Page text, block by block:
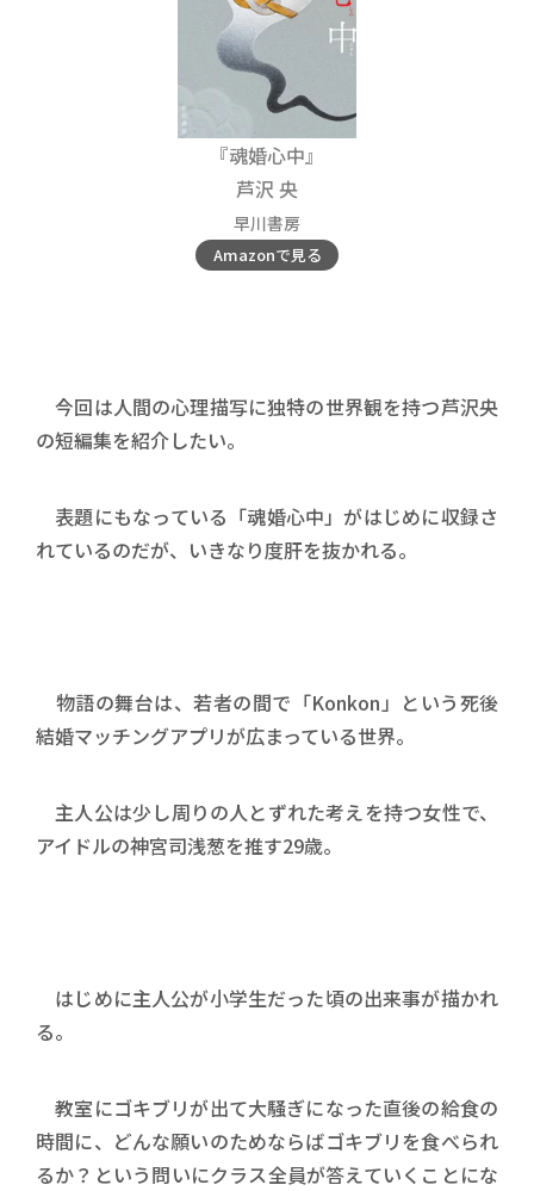
『魂婚心中』
芦沢 央
早川書房
Amazonで見る
今回は人間の心理描写に独特の世界観を持つ芦沢央
の短編集を紹介したい。
表題にもなっている「魂婚心中」がはじめに収録さ
れているのだが、いきなり度肝を抜かれる。
物語の舞台は、若者の間で「Konkon」という死後
結婚マッチングアプリが広まっている世界。
主人公は少し周りの人とずれた考えを持つ女性で、
アイドルの神宮司浅葱を推す29歳。
はじめに主人公が小学生だった頃の出来事が描かれ
る。
教室にゴキブリが出て大騒ぎになった直後の給食の
時間に、どんな願いのためならばゴキブリを食べられ
るか？という問いにクラス全員が答えていくことにな